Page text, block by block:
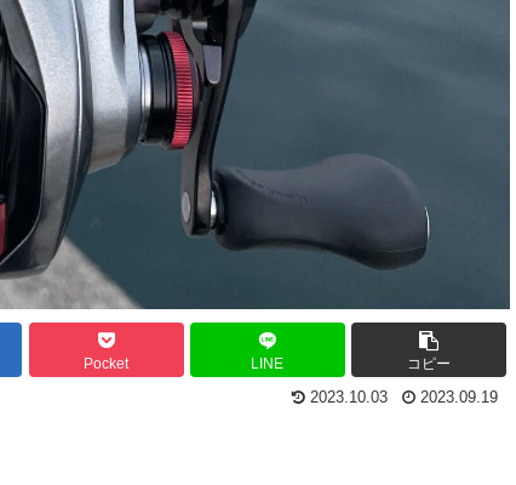
Pocket LINE コピー
2023.10.03 2023.09.19